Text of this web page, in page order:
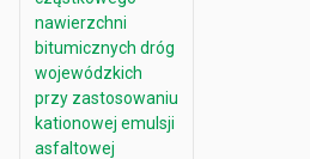
nawierzchni
bitumicznych dróg
wojewódzkich
przy zastosowaniu
kationowej emulsji
asfaltowej